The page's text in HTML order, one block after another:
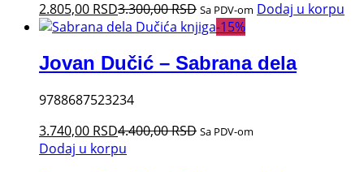
2.805,00 RSD3.300,00RSD Sa PDV-om Dodaj u korpu
-15%
Jovan Dučić – Sabrana dela
9788687523234
3.740,00 RSD4.400,00RSD Sa PDV-om
Dodaj u korpu